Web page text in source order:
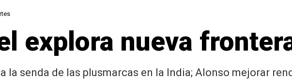
explora nueva
la senda de las plusmarcas en la India; Alonso mejorar